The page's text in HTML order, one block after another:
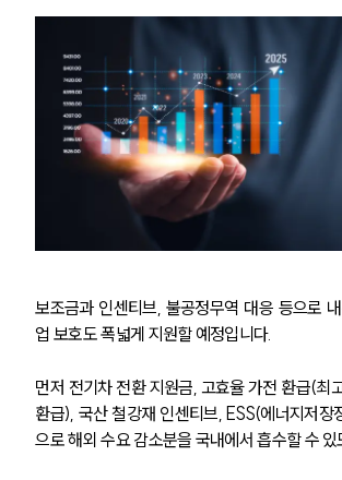
보조금과 인센티브, 불공정무역 대응 등으로
업 보호도 폭넓게 지원할 예정입니다.
먼저 전기차 전환 지원금, 고효율 가전 환급(최
환급), 국산 철강재 인센티브, ESS(에너지저장
으로 해외 수요 감소분을 국내에서 흡수할 수 있